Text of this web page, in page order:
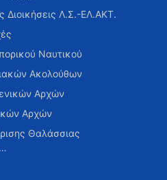
Διοικήσεις Λ.Σ.-ΕΛ.ΑΚΤ.
Ναυτικού
Ακολούθων
Αρχών
Αρχών
Θαλάσσιας